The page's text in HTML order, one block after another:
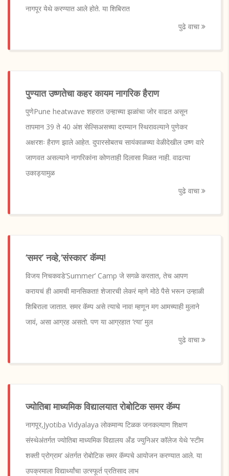
नागपूर येथे करण्यात आले होते. या शिबिरात
पुढे वाचा
पुण्यात उष्णतेचा कहर कायम नागरिक हैराण
पुणेPune heatwave शहरात उन्हाच्या झळांचा जोर वाढत असून
तापमान 39 ते 40 अंश सेल्सिअसच्या दरम्यान स्थिरावल्याने पुणेकर
अक्षरशः हैराण झाले आहेत. दुपारसोबतच सायंकाळच्या वेळीदेखील उष्ण वारे
जाणवत असल्याने नागरिकांना कोणताही दिलासा मिळत नाही. वाढत्या
उकाड्यामुळ
पुढे वाचा
‘समर’ नव्हे,‘संस्कार’ कॅम्प!
विजय निचकवडे‘Summer’ Camp जे सगळे करतात, तेच आपण
करायचं ही आमची मानसिकता! शेजारची लेकरं म्हणे मोठे पैसे भरून उन्हाळी
शिबिराला जातात. समर कॅम्प असे त्याचे नाव! म्हणून मग आमच्याही मुलाने
जावं, असा आग्रह असतो. पण या आग्रहात ‘त्या’ मुल
पुढे वाचा
ज्योतिबा माध्यमिक विद्यालयात रोबोटिक समर कॅम्प
नागपूर,Jyotiba Vidyalaya लोकमान्य टिळक जनकल्याण शिक्षण
संस्थेअंतर्गत ज्योतिबा माध्यमिक विद्यालय अँड ज्युनिअर कॉलेज येथे ‘स्टीम
शक्ती प्रोग्राम’ अंतर्गत रोबोटिक समर कॅम्पचे आयोजन करण्यात आले. या
उपक्रमाला विद्यार्थ्यांचा उत्स्फूर्त प्रतिसाद लाभ